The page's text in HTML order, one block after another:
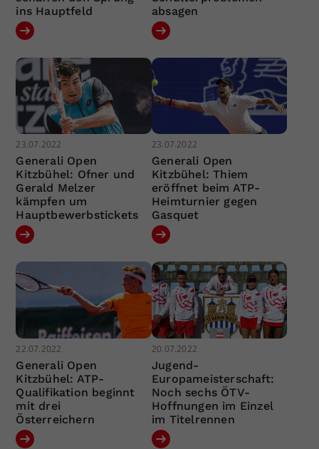
ins Hauptfeld
absagen
23.07.2022
Generali Open
Kitzbühel: Ofner und
Gerald Melzer
kämpfen um
Hauptbewerbstickets
23.07.2022
Generali Open
Kitzbühel: Thiem
eröffnet beim ATP-
Heimturnier gegen
Gasquet
22.07.2022
Generali Open
Kitzbühel: ATP-
Qualifikation beginnt
mit drei
Österreichern
20.07.2022
Jugend-
Europameisterschaft:
Noch sechs ÖTV-
Hoffnungen im Einzel
im Titelrennen